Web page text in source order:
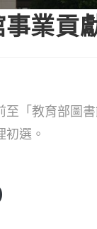
事業貢
至「教育部
選。